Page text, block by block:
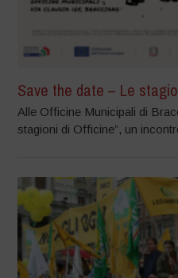
Save the date – Le
Alle Officine Municipali di
stagioni di Officine”, un